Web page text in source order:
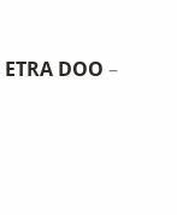
ETRA DOO –